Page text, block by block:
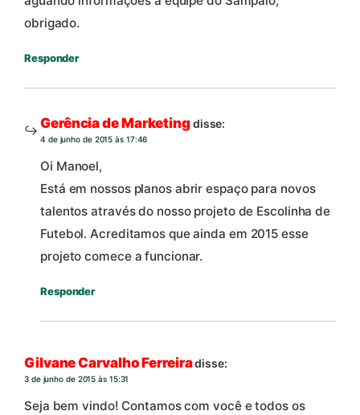
obrigado.
Responder
Gerência de Marketingdisse:
4 de junho de 2015 às 17:46
Oi Manoel,
Está em nossos planos abrir espaço para novos
talentos através do nosso projeto de Escolinha de
Futebol. Acreditamos que ainda em 2015 esse
projeto comece a funcionar.
Responder
Gilvane Carvalho Ferreiradisse:
3 de junho de 2015 às 15:31
Seja bem vindo! Contamos com você e todos os